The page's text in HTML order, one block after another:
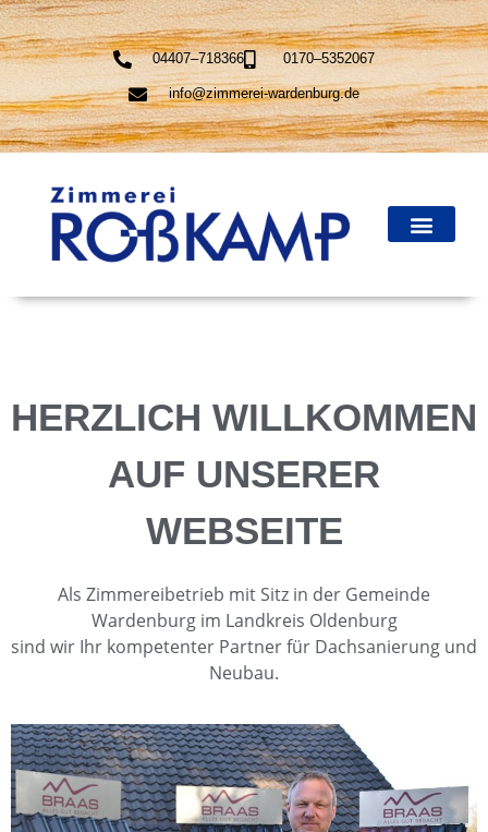
04407–718366 0170–5352067
info@zimmerei-wardenburg.de
HERZLICH WILLKOMMEN
AUF UNSERER
WEBSEITE
Als Zimmereibetrieb mit Sitz in der Gemeinde
Wardenburg im Landkreis Oldenburg
sind wir Ihr kompetenter Partner für Dachsanierung und
Neubau.